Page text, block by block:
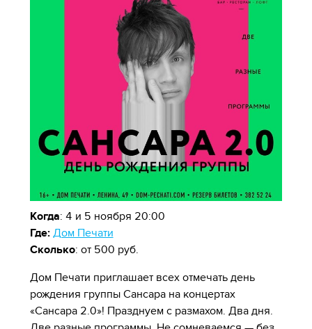
Когда: 4 и 5 ноября 20:00
Где: Дом Печати
Сколько: от 500 руб.
Дом Печати приглашает всех отмечать день
рождения группы Сансара на концертах
«Сансара 2.0»! Празднуем с размахом. Два дня.